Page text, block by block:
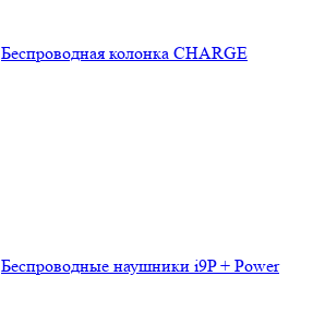
Беспроводная колонка CHARGE
Беспроводные наушники i9P + Power